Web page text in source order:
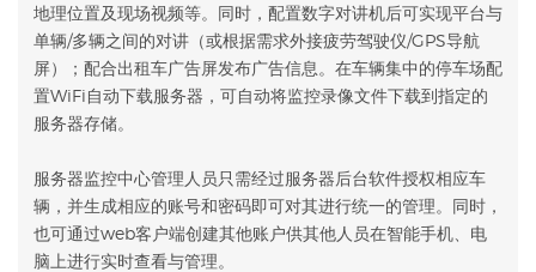
地理位置及现场视频等。同时，配置数字对讲机后可实现平台与
单辆/多辆之间的对讲（或根据需求外接疲劳驾驶仪/GPS导航
屏）；配合出租车广告屏发布广告信息。在车辆集中的停车场配
置WiFi自动下载服务器，可自动将监控录像文件下载到指定的
服务器存储。
服务器监控中心管理人员只需经过服务器后台软件授权相应车
辆，并生成相应的账号和密码即可对其进行统一的管理。同时，
也可通过web客户端创建其他账户供其他人员在智能手机、电
脑上进行实时查看与管理。